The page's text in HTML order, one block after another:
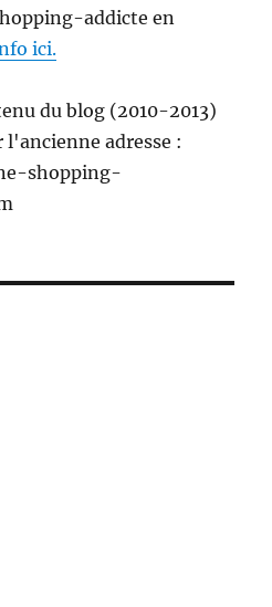
addicte en
ici.
du blog (2010-2013)
adresse :
shopping-